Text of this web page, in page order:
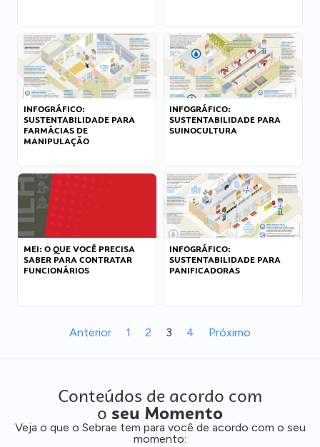
INFOGRÁFICO:
SUSTENTABILIDADE PARA
FARMÁCIAS DE
MANIPULAÇÃO
INFOGRÁFICO:
SUSTENTABILIDADE PARA
SUINOCULTURA
MEI: O QUE VOCÊ PRECISA
SABER PARA CONTRATAR
FUNCIONÁRIOS
INFOGRÁFICO:
SUSTENTABILIDADE PARA
PANIFICADORAS
Anterior 1 2 3 4 Próximo
Conteúdos de acordo com
o seu Momento
Veja o que o Sebrae tem para você de acordo com o seu
momento: